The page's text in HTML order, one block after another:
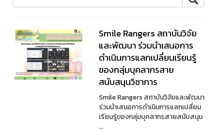
Smile Rangers สถาบันวิจัย
และพัฒนา ร่วมนำเสนอการ
ดำเนินการแลกเปลี่ยนเรียนรู้
ของกลุ่มบุคลากรสาย
สนับสนุนวิชาการ
Smile Rangers สถาบันวิจัยและพัฒนา
ร่วมนำเสนอการดำเนินการแลกเปลี่ยน
เรียนรู้ของกลุ่มบุคลากรสายสนับสนุน
...